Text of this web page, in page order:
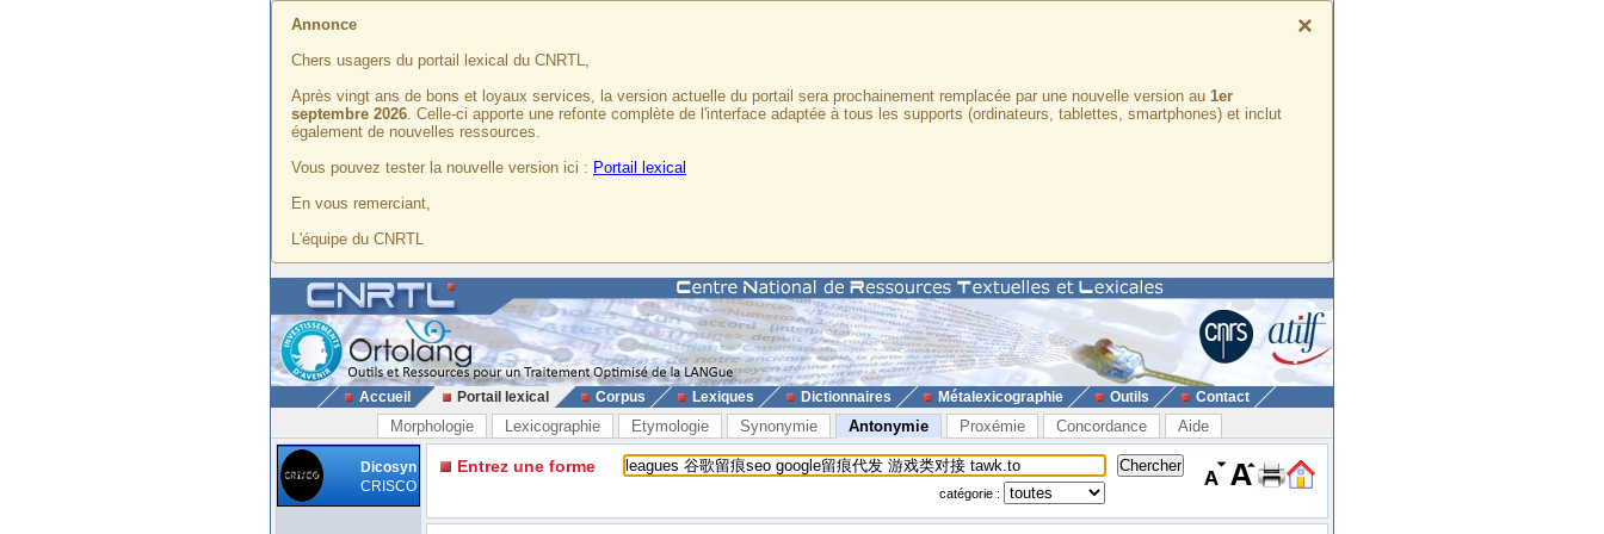
×
Annonce
Chers usagers du portail lexical du CNRTL,
Après vingt ans de bons et loyaux services, la version actuelle du portail sera prochainement remplacée par une nouvelle version au 1er
septembre 2026. Celle-ci apporte une refonte complète de l'interface adaptée à tous les supports (ordinateurs, tablettes, smartphones) et inclut
également de nouvelles ressources.
Vous pouvez tester la nouvelle version ici : Portail lexical
En vous remerciant,
L'équipe du CNRTL
Accueil Portail lexical Corpus Lexiques Dictionnaires Métalexicographie Outils Contact
Morphologie Lexicographie Etymologie Synonymie Antonymie Proxémie Concordance Aide
Dicosyn
CRISCO
Entrez une forme
catégorie :